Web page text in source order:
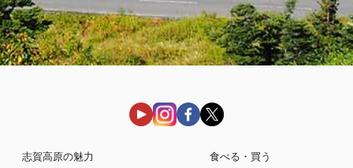
志賀高原の魅力 食べる・買う